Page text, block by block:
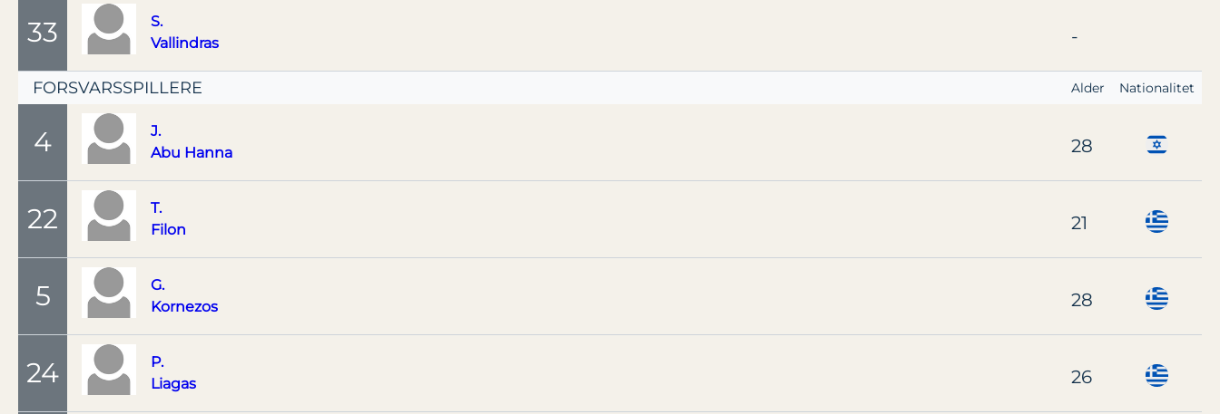
33
S.
Vallindras
-
FORSVARSSPILLERE Alder Nationalitet
4
J.
Abu Hanna
28
22
T.
Filon
21
5
G.
Kornezos
28
24
P.
Liagas
26